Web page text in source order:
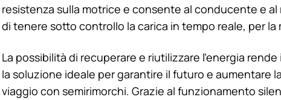
resistenza sulla motrice e consente al conducente e
di tenere sotto controllo la carica in tempo reale, per la
La possibilità di recuperare e riutilizzare l’energia
la soluzione ideale per garantire il futuro e aumentare
viaggio con semirimorchi. Grazie al funzionamento